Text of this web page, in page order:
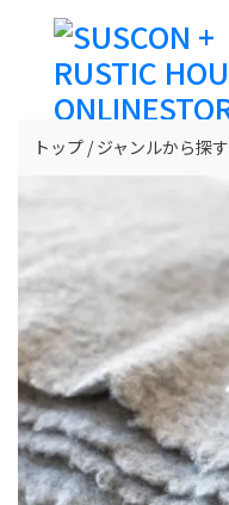
トップ ジャンルから探す